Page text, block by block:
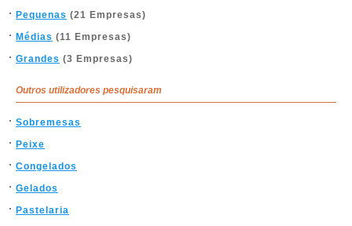
Pequenas (21 Empresas)
Médias (11 Empresas)
Grandes (3 Empresas)
Outros utilizadores pesquisaram
Sobremesas
Peixe
Congelados
Gelados
Pastelaria